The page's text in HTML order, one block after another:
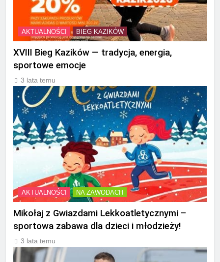
AKTUALNOŚCI BIEG KAZIKÓW
XVIII Bieg Kazików — tradycja, energia,
sportowe emocje
3 lata temu
AKTUALNOŚCI NA ZAWODACH
Mikołaj z Gwiazdami Lekkoatletycznymi –
sportowa zabawa dla dzieci i młodzieży!
3 lata temu